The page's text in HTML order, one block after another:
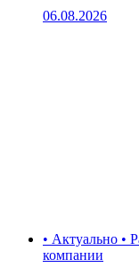
06.08.2026
• Актуально •
компании